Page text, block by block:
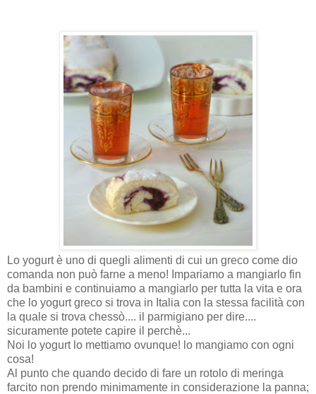
Lo yogurt è uno di quegli alimenti di cui un greco come dio
comanda non può farne a meno! Impariamo a mangiarlo fin
da bambini e continuiamo a mangiarlo per tutta la vita e ora
che lo yogurt greco si trova in Italia con la stessa facilità con
la quale si trova chessò.... il parmigiano per dire....
sicuramente potete capire il perchè...
Noi lo yogurt lo mettiamo ovunque! lo mangiamo con ogni
cosa!
Al punto che quando decido di fare un rotolo di meringa
farcito non prendo minimamente in considerazione la panna;